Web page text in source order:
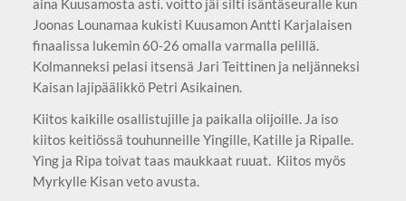
Joonas Lounamaa kukisti Kuusamon Antti Karjalaisen
finaalissa lukemin 60-26 omalla varmalla pelillä.
Kolmanneksi pelasi itsensä Jari Teittinen ja neljänneksi
Kaisan lajipäälikkö Petri Asikainen.
Kiitos kaikille osallistujille ja paikalla olijoille. Ja iso
kiitos keitiössä touhunneille Yingille, Katille ja Ripalle.
Ying ja Ripa toivat taas maukkaat ruuat. Kiitos myös
Myrkylle Kisan veto avusta.